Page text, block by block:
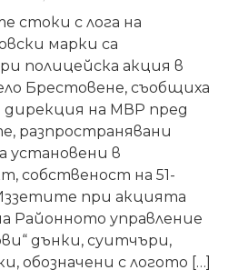
стоки с лога на
марки са
полицейска акция в
Брестовене, съобщиха
на МВР пред
разпространявани
установени в
собственост на 51-
при акцията
Районното управление
дънки, суитчъри,
обозначени с логото […]